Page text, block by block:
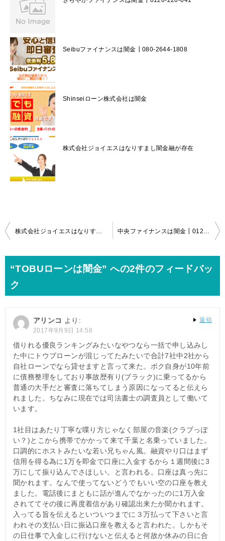
Seibuファイナンスは闇金┃080-2644-1808
Shinseiローン株式会社は闇金
株式会社ジョイエスはなりすまし闇金融が存在
投
ゲ
シ
ョ
ン
“TOBUローンは闇金” への2件のフィードバッ
ク
アリンコ より:
2017年9月9日 14:58
借りれる優良ランキングみたいなやつなら一括で申し込みし
た中にトウブローンが混じってたみたいで合計7社中2社から
自社ローンでなら貸せますと言って来た。ボク自身が10年前
に債務整理をしており事故歴有り(ブラック)に乗ってるから
普通の大手だと審査に落ちてしまう原因になってると伝えら
れました。ちなみに現在では司法書士の調査員として働いて
います。
1社目はあたり丁寧な喋り方じゃなく部屋の音楽(クラブっぽ
い？)とこから携帯でかかって来て千葉と名乗っていました。
口調的にホストみたいな若い兄ちゃん風。融資やり口はまず
信用を得る為に1万を即金で口座に入金するから１週間後に3
万にして振り込んでさほしい。と言われる。口座は真っ先に
聞かれます。なんで使ってないどうでもいい空の口座を教え
ました。電話後にまともに話が進んでなかったのに1万入金
されててその後に再度着信があり確認出来たか聞かれます。
入ってる旨を伝えるといついつまでに３万払って下さいと言
われその支払い日に振込口座を教えると言われた。しかもそ
の日仕事で入金しに行けないと伝えると何故か休みの日に合
返信